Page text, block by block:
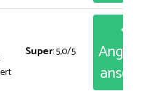
Super: 5,0/5